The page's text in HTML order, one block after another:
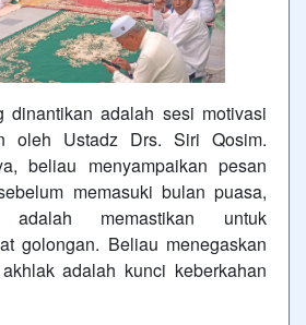
dinantikan adalah sesi motivasi
oleh Ustadz Drs. Siri Qosim.
beliau menyampaikan pesan
memasuki bulan puasa,
memastikan untuk
golongan. Beliau menegaskan
adalah kunci keberkahan